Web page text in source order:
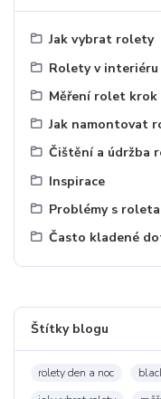
Jak vybrat rolety
Rolety v interiéru
Měření rolet krok
Jak namontovat
Čištění a údržba
Inspirace
Problémy s
Často kladené
Štítky blogu
rolety den a noc